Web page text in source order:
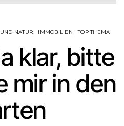
NATUR IMMOBILIEN TOP THEMA
klar, bitte
mir in den